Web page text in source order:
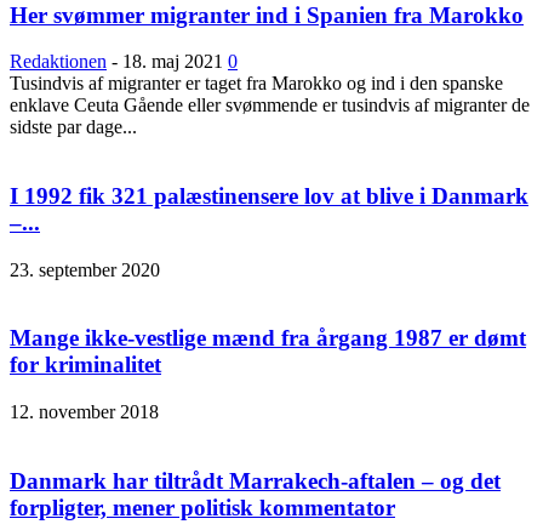
Her svømmer migranter ind i Spanien fra Marokko
Redaktionen - 18. maj 2021 0
Tusindvis af migranter er taget fra Marokko og ind i den spanske
enklave Ceuta Gående eller svømmende er tusindvis af migranter de
sidste par dage...
I 1992 fik 321 palæstinensere lov at blive i Danmark
–...
23. september 2020
Mange ikke-vestlige mænd fra årgang 1987 er dømt
for kriminalitet
12. november 2018
Danmark har tiltrådt Marrakech-aftalen – og det
forpligter, mener politisk kommentator